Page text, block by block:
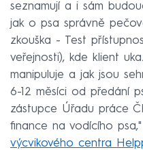
seznamují a i sám
jak o psa správně
zkouška - Test
veřejnosti), kde klient
manipuluje a jak jsou
6-12 měsíci od předání
zástupce Úřadu práce
finance na vodícího
výcvikového centra